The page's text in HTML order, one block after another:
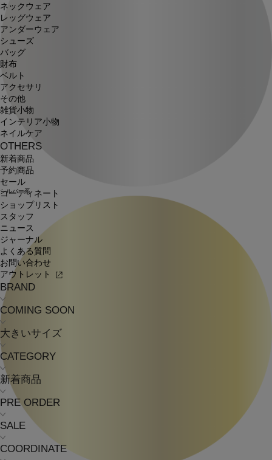
ネックウェア
レッグウェア
アンダーウェア
シューズ
バッグ
財布
ベルト
アクセサリ
その他
雑貨小物
インテリア小物
ネイルケア
OTHERS
新着商品
予約商品
セール
コーディネート
ショップリスト
スタッフ
ニュース
ジャーナル
よくある質問
お問い合わせ
アウトレット
BRAND
COMING SOON
大きいサイズ
CATEGORY
新着商品
PRE ORDER
SALE
COORDINATE
シルバー系